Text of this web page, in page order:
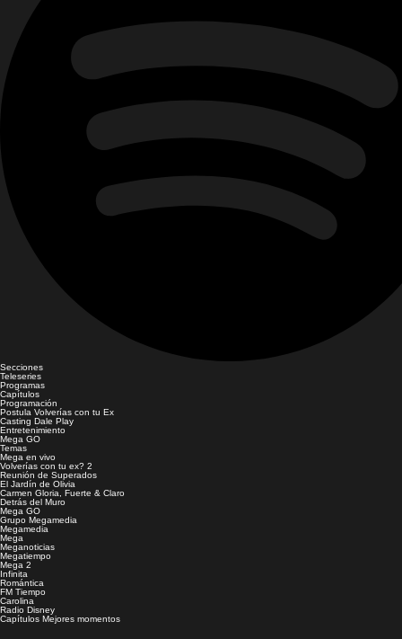
Secciones
Teleseries
Programas
Capítulos
Programación
Postula Volverías con tu Ex
Casting Dale Play
Entretenimiento
Mega GO
Temas
Mega en vivo
Volverías con tu ex? 2
Reunión de Superados
El Jardín de Olivia
Carmen Gloria, Fuerte & Claro
Detrás del Muro
Mega GO
Grupo Megamedia
Megamedia
Mega
Meganoticias
Megatiempo
Mega 2
Infinita
Romántica
FM Tiempo
Carolina
Radio Disney
Capítulos Mejores momentos